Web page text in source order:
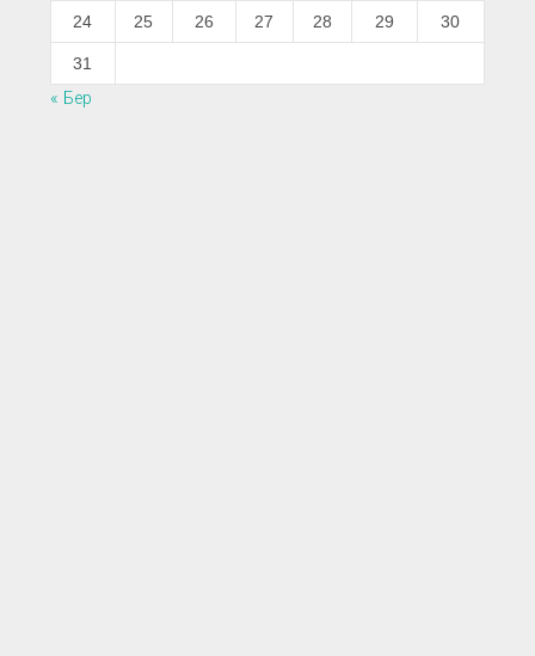
24 25 26 27 28 29 30
31
« Бер